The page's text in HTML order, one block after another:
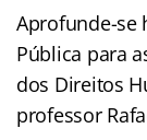
Aprofunde-se
Pública para
dos Direitos
professor